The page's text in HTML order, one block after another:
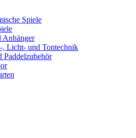
Spiele
Anhänger
, Licht- und Tontechnik
Paddelzubehör